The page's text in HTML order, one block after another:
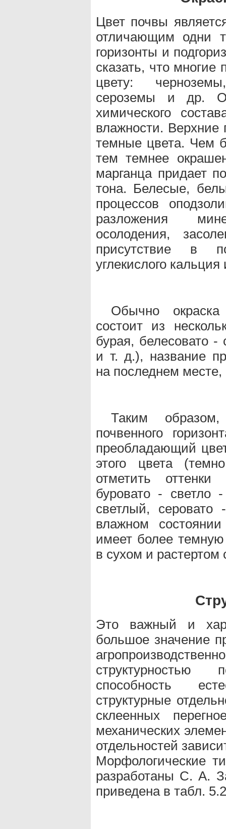
Цвет почвы
отличающим одни
горизонты и
сказать, что
цвету:
сероземы и др.
химического
влажности. Верхние
темные цвета. Чем
тем темнее
марганца придает
тона. Белесые,
процессов
разложения
осолодения,
присутствие в
углекислого
Обычно
состоит из
бурая, белесовато -
и т. д.), название
на последнем месте,
Таким
почвенного
преобладающий
этого цвета
отметить оттенки
буровато - светло
светлый,
влажном
имеет более
в сухом и растертом
Это важный и
большое значение
способность
структурные
склеенных
механических
отдельностей
Морфологические
разработаны С. А.
приведена в табл.